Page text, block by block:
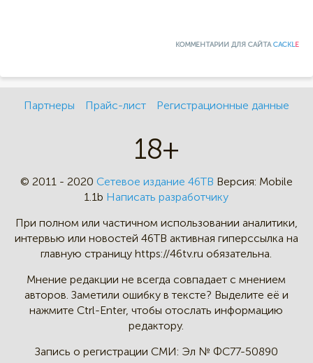
КОММЕНТАРИИ ДЛЯ САЙТАCACKLE
Партнеры Прайс-лист Регистрационные данные
18+
© 2011 - 2020 Сетевое издание 46ТВ Версия: Mobile
1.1b Написать разработчику
При полном или частичном использовании аналитики,
интервью или новостей 46TB активная гиперссылка на
главную страницу https://46tv.ru обязательна.
Мнение редакции не всегда совпадает с мнением
авторов. Заметили ошибку в тексте? Выделите её и
нажмите Ctrl-Enter, чтобы отослать информацию
редактору.
Запись о регистрации СМИ: Эл № ФС77-50890